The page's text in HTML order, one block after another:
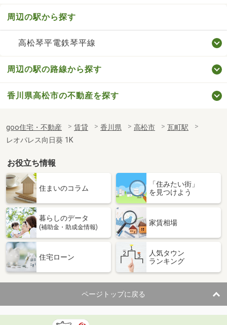
周辺の駅から探す
高松琴平電鉄琴平線
周辺の駅の路線から探す
香川県高松市の不動産を探す
goo住宅・不動産 賃貸 香川県 高松市
瓦町駅
レオパレス向日葵 1K
お役立ち情報
住まいのコラム
「住みたい街」
を見つけよう
暮らしのデータ
(補助金・助成金情報)
家賃相場
住宅ローン
人気タウン
ランキング
ページトップに戻る